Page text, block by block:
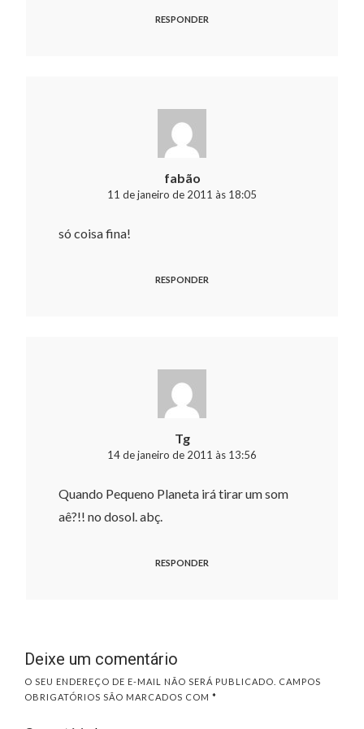
RESPONDER
fabão
11 de janeiro de 2011 às 18:05
só coisa fina!
RESPONDER
Tg
14 de janeiro de 2011 às 13:56
Quando Pequeno Planeta irá tirar um som
aê?!! no dosol. abç.
RESPONDER
Deixe um comentário
O SEU ENDEREÇO DE E-MAIL NÃO SERÁ PUBLICADO.
CAMPOS
OBRIGATÓRIOS SÃO MARCADOS COM *